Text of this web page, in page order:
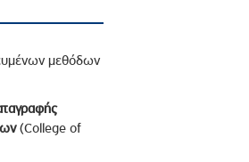
μεθόδων
(College of